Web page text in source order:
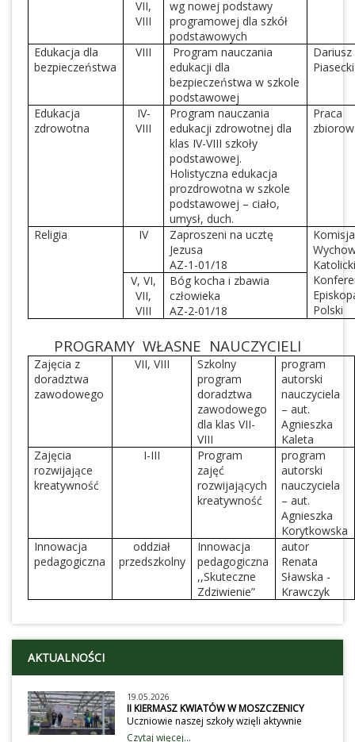
VII,
VIII
wg nowej podstawy
programowej dla szkół
podstawowych
Edukacja dla
bezpieczeństwa
VIII
Program nauczania
edukacji dla
bezpieczeństwa w szkole
podstawowej
Dariusz
Piasecki
Edukacja
zdrowotna
IV-
VIII
Program nauczania
edukacji zdrowotnej dla
klas IV-VIII szkoły
podstawowej.
Holistyczna edukacja
prozdrowotna w szkole
podstawowej – ciało,
umysł, duch.
Praca
Religia IV
Zaproszeni na ucztę
Jezusa
AZ-1-01/18
Komisja
Polski
V, VI,
VII,
VIII
Bóg kocha i zbawia
człowieka
AZ-2-01/18
PROGRAMY WŁASNE NAUCZYCIELI
Zajęcia z
doradztwa
zawodowego
VII, VIII
Szkolny
program
doradztwa
zawodowego
dla klas VII-
VIII
program
autorski
nauczyciela
– aut.
Agnieszka
Kaleta
Zajęcia
rozwijające
kreatywność
I-III
Program
zajęć
rozwijających
kreatywność
program
autorski
nauczyciela
– aut.
Agnieszka
Korytkowska
Innowacja
pedagogiczna
oddział
przedszkolny
Innowacja
pedagogiczna
,,Skuteczne
Zdziwienie”
autor
Renata
Sławska -
Krawczyk
AKTUALNOŚCI
19.05.2026
II KIERMASZ KWIATÓW W MOSZCZENICY
Uczniowie naszej szkoły wzięli aktywnie
udział obchodach II Gminnego Kiermaszu
Czytaj więcej...